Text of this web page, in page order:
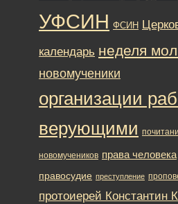
УФСИН ФСИН
календарь неделя
новомученики
организации
верующими
новомучеников права человека
правосудие преступление
протоиерей Константин